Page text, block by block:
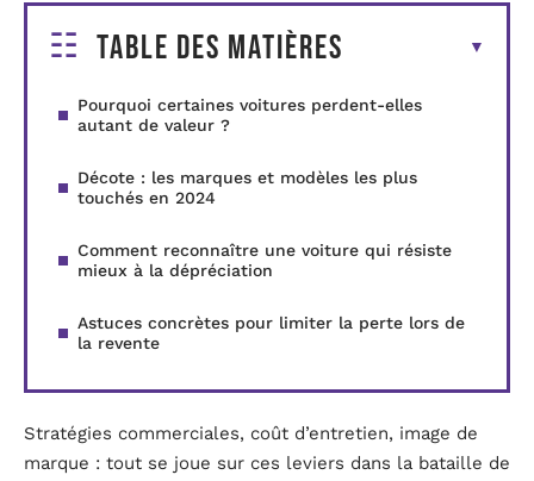
Table des matières
Pourquoi certaines voitures perdent-elles
autant de valeur ?
Décote : les marques et modèles les plus
touchés en 2024
Comment reconnaître une voiture qui résiste
mieux à la dépréciation
Astuces concrètes pour limiter la perte lors de
la revente
Stratégies commerciales, coût d’entretien, image de
marque : tout se joue sur ces leviers dans la bataille de